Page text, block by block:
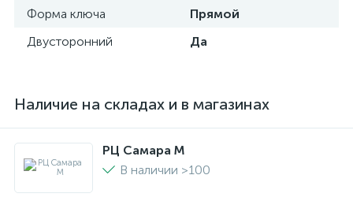
Форма ключа
Прямой
Двусторонний
Да
Наличие на складах и в магазинах
РЦ Самара M
В наличии >100